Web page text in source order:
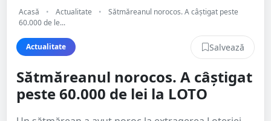
Acasă • Actualitate •
Sătmăreanul norocos. A câștigat peste
60.000 de le...
Actualitate Salvează
Sătmăreanul norocos. A câștigat
peste 60.000 de lei la LOTO